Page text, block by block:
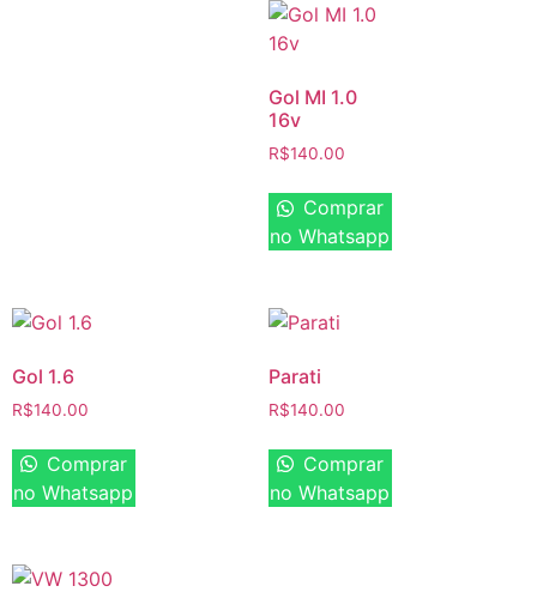
Gol MI 1.0
16v
R$140.00
Comprar
no Whatsapp
Gol 1.6
R$140.00
Comprar
no Whatsapp
Parati
R$140.00
Comprar
no Whatsapp